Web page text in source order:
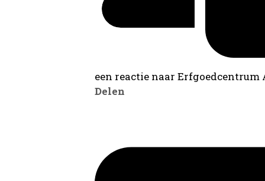
een reactie naar
Delen